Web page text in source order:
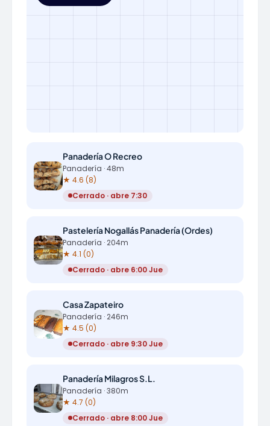
Panadería O Recreo
Panadería · 48m
★ 4.6 (8)
Cerrado · abre 7:30
Pastelería Nogallás Panadería (Ordes)
Panadería · 204m
★ 4.1 (0)
Cerrado · abre 6:00 Jue
Casa Zapateiro
Panadería · 246m
★ 4.5 (0)
Cerrado · abre 9:30 Jue
Panadería Milagros S.L.
Panadería · 380m
★ 4.7 (0)
Cerrado · abre 8:00 Jue